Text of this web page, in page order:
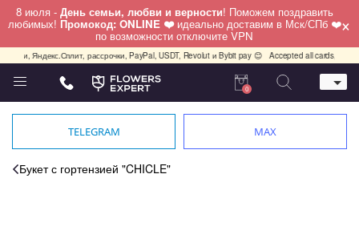
8 июля - День семьи, любви и верности! Поможем поздравить
любимых! Промокод: ONLINE ❤️ идеально доставим в Мск/СПб ❤️
по возможности отключите VPN ×
Яндекс.Сплит, рассрочки, PayPal, USDT, Revolut и Bybit pay 😊 Accepted all cards, PayPal,
Телефон
+7 (495) 982-55-05
0
TELEGRAM MAX
Букет с гортензией "CHICLE"